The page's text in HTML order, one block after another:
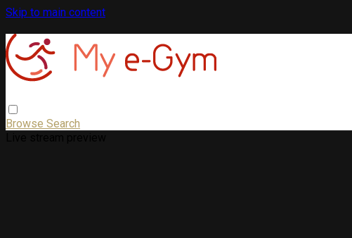
Skip to main content
Browse Search